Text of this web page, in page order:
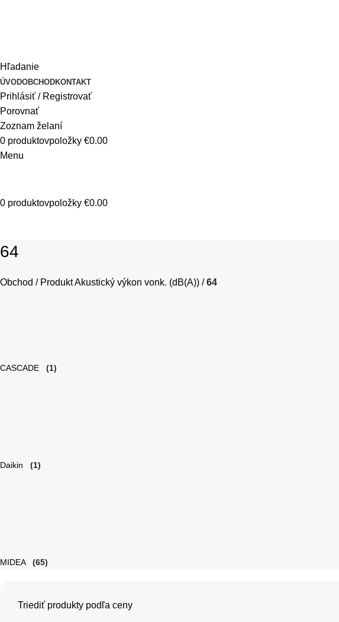
Hľadanie
ÚVODOBCHODKONTAKT
Prihlásiť / Registrovať
Porovnať
Zoznam želaní
0 produktovpoložky €0.00
Menu
0 produktovpoložky €0.00
64
Obchod Produkt Akustický výkon vonk. (dB(A)) 64
CASCADE (1)
Daikin (1)
MIDEA (65)
Triediť produkty podľa ceny